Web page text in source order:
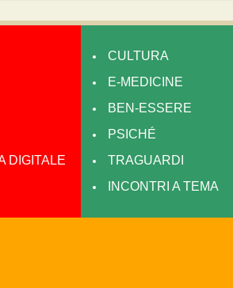
DIGITALE
CULTURA
E-MEDICINE
BEN-ESSERE
PSICHÉ
TRAGUARDI
INCONTRI A TEMA